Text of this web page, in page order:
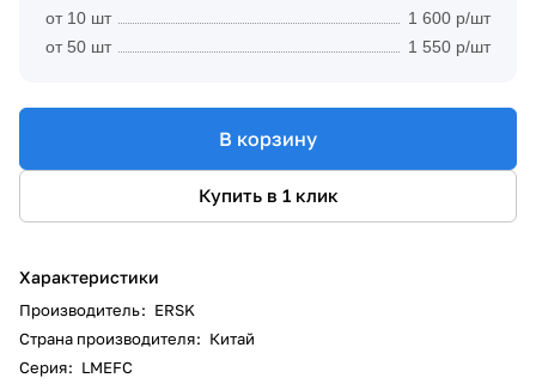
от 10 шт
1 600 р/шт
от 50 шт
1 550 р/шт
В корзину
Купить в 1 клик
Характеристики
Производитель: ERSK
Страна производителя: Китай
Серия: LMEFC